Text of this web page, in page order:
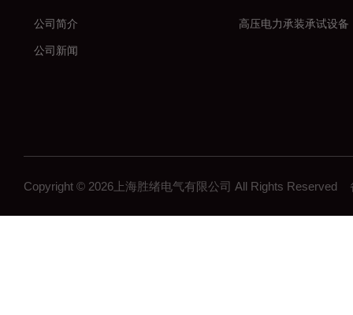
公司简介
公司新闻
高压电力承装承试设备
Copyright © 2026上海胜绪电气有限公司 All Rights Reserved